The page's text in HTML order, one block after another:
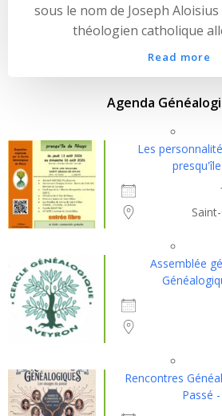
sous le nom de Joseph
théologien catholique
Read more
Agenda
Les
Assemblée
Rencontres
Passé